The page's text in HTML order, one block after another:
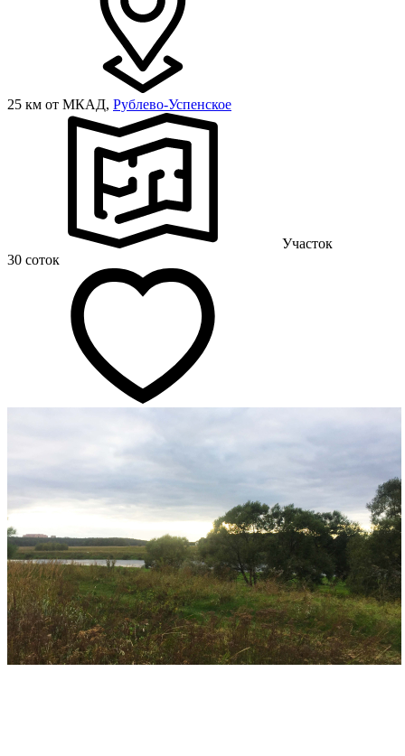
25 км от МКАД, Рублево-Успенское
Участок
30 соток